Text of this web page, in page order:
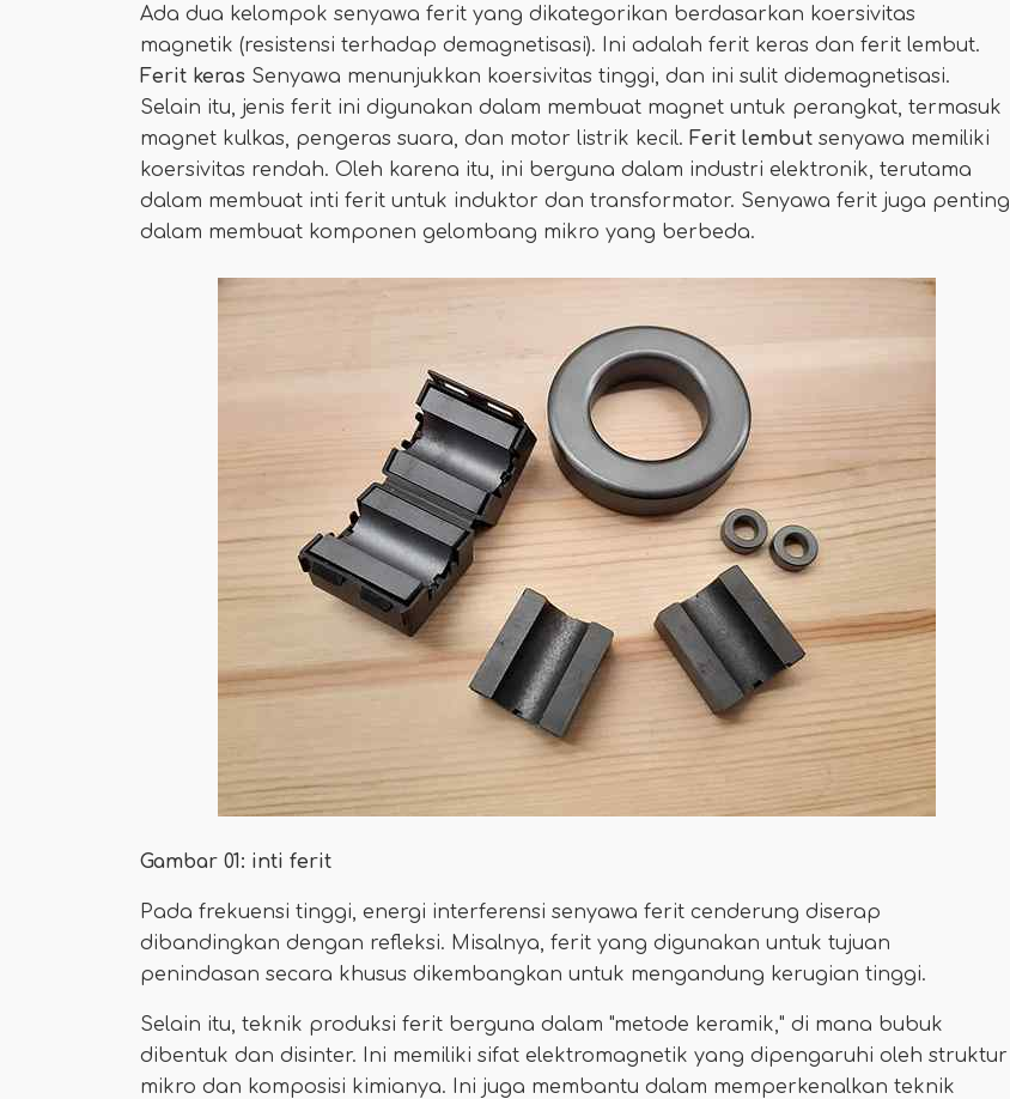
Ada dua kelompok senyawa ferit yang dikategorikan berdasarkan koersivitas
magnetik (resistensi terhadap demagnetisasi). Ini adalah ferit keras dan ferit lembut.
Ferit keras Senyawa menunjukkan koersivitas tinggi, dan ini sulit didemagnetisasi.
Selain itu, jenis ferit ini digunakan dalam membuat magnet untuk perangkat, termasuk
magnet kulkas, pengeras suara, dan motor listrik kecil. Ferit lembut senyawa memiliki
koersivitas rendah. Oleh karena itu, ini berguna dalam industri elektronik, terutama
dalam membuat inti ferit untuk induktor dan transformator. Senyawa ferit juga penting
dalam membuat komponen gelombang mikro yang berbeda.
Gambar 01: inti ferit
Pada frekuensi tinggi, energi interferensi senyawa ferit cenderung diserap
dibandingkan dengan refleksi. Misalnya, ferit yang digunakan untuk tujuan
penindasan secara khusus dikembangkan untuk mengandung kerugian tinggi.
Selain itu, teknik produksi ferit berguna dalam "metode keramik," di mana bubuk
dibentuk dan disinter. Ini memiliki sifat elektromagnetik yang dipengaruhi oleh struktur
mikro dan komposisi kimianya. Ini juga membantu dalam memperkenalkan teknik